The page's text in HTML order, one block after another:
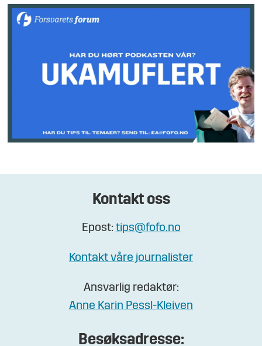
Kontakt oss
Epost: tips@fofo.no
Kontakt våre journalister
Ansvarlig redaktør:
Anne Karin Pessl-Kleiven
Besøksadresse: